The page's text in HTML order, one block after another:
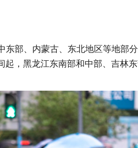
东部、内蒙古、东北地区等地部
起，黑龙江东南部和中部、吉林东